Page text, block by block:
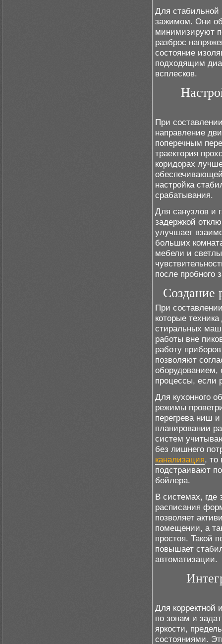
Для стабильной
зажимом. Они
минимизируют
разброс
состояние
подходящим
всплесков.
При
направление
поперечным
траектория
коридорах
обеспечивающей
настройка
срабатывания.
Для санузлов и
задержкой
улучшает
больших
мебели и
после пробного
Создание
При
которые
стиральных
работы вне
работу
позволяют
процессы, если
Для кухонного
режимы
перегрева ниш
планировании
систем
без лишнего
канализация, то
подстраивают
бойлера.
В системах, где
расписания
позволяет
помещении, а
простоя. Такой
повышает
автоматизации.
Для корректной
по зонам и
яркости,
состояниями.